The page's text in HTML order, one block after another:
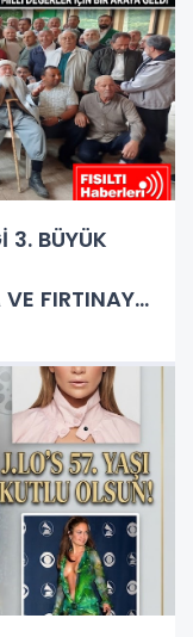
3. BÜYÜK
VE FIRTINAYA